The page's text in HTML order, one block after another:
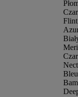
Flint